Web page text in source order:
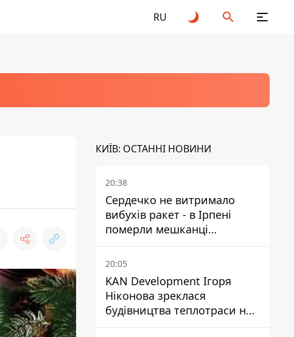
RU
КИЇВ: ОСТАННІ НОВИНИ
20:38
Сердечко не витримало
вибухів ракет - в Ірпені
померли мешканці
притулку для собак з
інвалідністю
20:05
KAN Development Ігоря
Ніконова зреклася
будівництва теплотраси на
Теремках